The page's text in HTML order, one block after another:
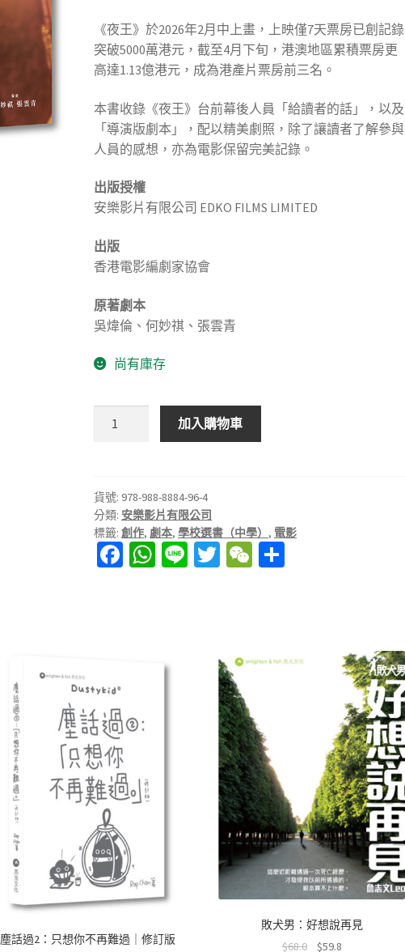
《夜王》於2026年2月中上畫，上映僅7天票房已創記錄
突破5000萬港元，截至4月下旬，港澳地區累積票房更
高達1.13億港元，成為港產片票房前三名。
本書收錄《夜王》台前幕後人員「給讀者的話」，以及
「導演版劇本」，配以精美劇照，除了讓讀者了解參與
人員的感想，亦為電影保留完美記錄。
出版授權
安樂影片有限公司 EDKO FILMS LIMITED
出版
香港電影編劇家協會
原著劇本
吳煒倫、何妙祺、張雲青
尚有庫存
劇
本
數
量
加入購物車
貨號: 978-988-8884-96-4
分類: 安樂影片有限公司
標籤:創作, 劇本,學校選書（中學） , 電影
Fa W
p
Li T
W
at
塵話過2：只想你不再難過｜修訂版
敗犬男：好想說再見
$68.0 $59.8